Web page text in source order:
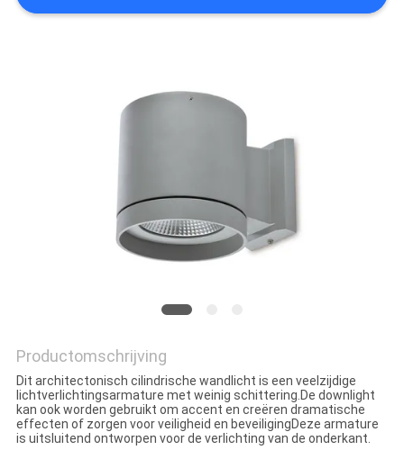
SITEMAP
Productomschrijving
Dit architectonisch cilindrische wandlicht is een veelzijdige
lichtverlichtingsarmature met weinig schittering.De downlight
kan ook worden gebruikt om accent en creëren dramatische
effecten of zorgen voor veiligheid en beveiligingDeze armature
is uitsluitend ontworpen voor de verlichting van de onderkant.